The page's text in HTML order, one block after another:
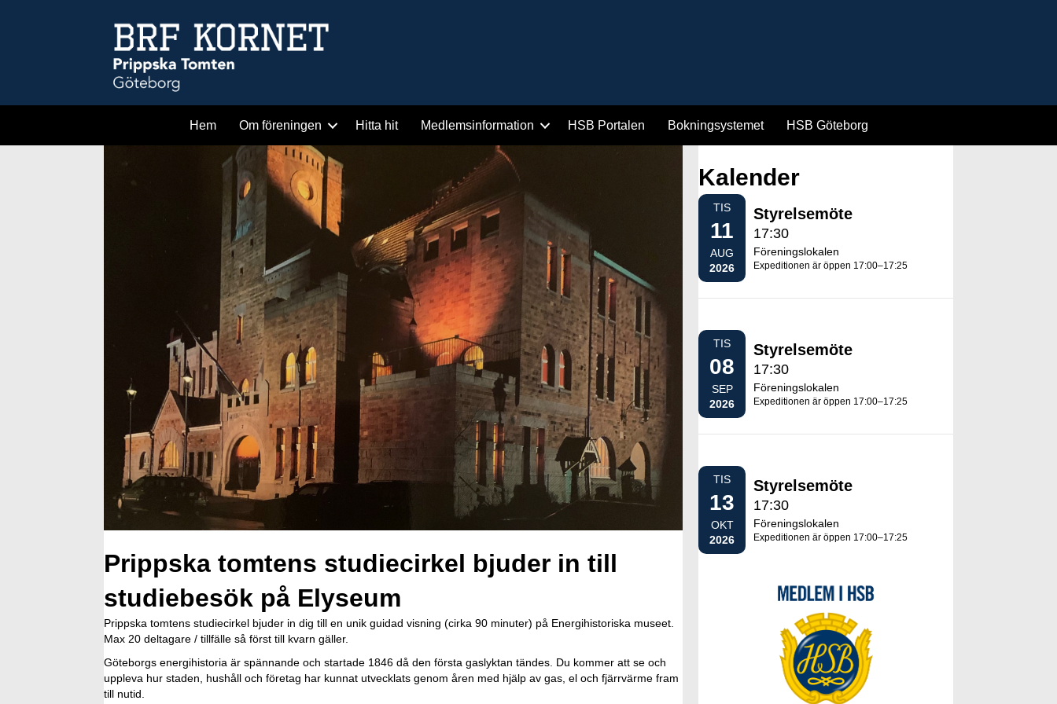
Hem Om föreningen Hitta hit Medlemsinformation HSB Portalen Bokningsystemet HSB Göteborg
Prippska tomtens studiecirkel bjuder in till
studiebesök på Elyseum
Prippska tomtens studiecirkel bjuder in dig till en unik guidad visning (cirka 90 minuter) på Energihistoriska museet.
Max 20 deltagare / tillfälle så först till kvarn gäller.
Göteborgs energihistoria är spännande och startade 1846 då den första gaslyktan tändes. Du kommer att se och
uppleva hur staden, hushåll och företag har kunnat utvecklats genom åren med hjälp av gas, el och fjärrvärme fram
till nutid.
Kalender
TIS
11
AUG
2026
Styrelsemöte
17:30
Föreningslokalen
Expeditionen är öppen 17:00–17:25
TIS
08
SEP
2026
Styrelsemöte
17:30
Föreningslokalen
Expeditionen är öppen 17:00–17:25
TIS
13
OKT
2026
Styrelsemöte
17:30
Föreningslokalen
Expeditionen är öppen 17:00–17:25